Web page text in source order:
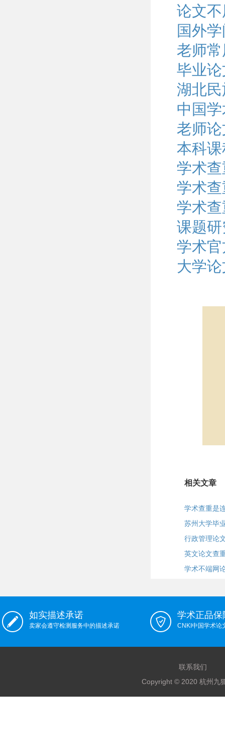
论文
国外
老师
毕业
湖北
中国
老师
本科
学术
学术
学术
课题
学术
大学
相关文章
学术查重是
苏州大学毕
行政管理论
英文论文查
学术不端网
如实描述承诺
卖家会遵守检测服务中的描述承诺
学术正品保
CNKI中国学术论
联系我们
Copyright © 2020 杭州九